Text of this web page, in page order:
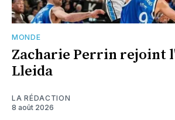
MONDE
Zacharie Perrin rejoint
Lleida
LA RÉDACTION
8 août 2026